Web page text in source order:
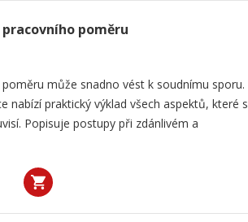
poměru
může snadno vést k soudnímu sporu.
nabízí praktický výklad všech aspektů, které s
Popisuje postupy při zdánlivém a